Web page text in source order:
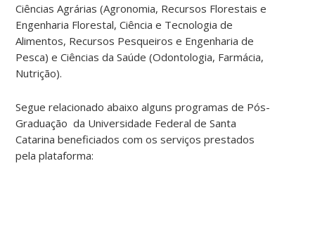
Ciências Agrárias (Agronomia, Recursos Florestais e
Engenharia Florestal, Ciência e Tecnologia de
Alimentos, Recursos Pesqueiros e Engenharia de
Pesca) e Ciências da Saúde (Odontologia, Farmácia,
Nutrição).
Segue relacionado abaixo alguns programas de Pós-
Graduação da Universidade Federal de Santa
Catarina beneficiados com os serviços prestados
pela plataforma: